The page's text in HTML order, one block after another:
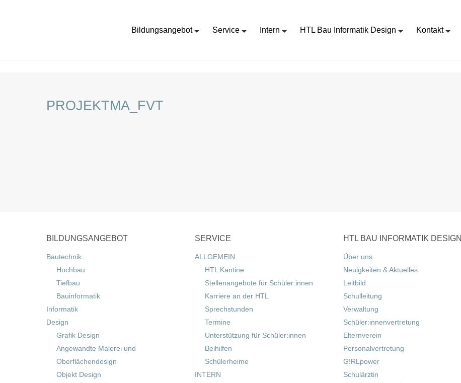
Bildungsangebot Service Intern HTL Bau Informatik Design Kontakt
PROJEKTMA_FVT
BILDUNGSANGEBOT
Bautechnik
Hochbau
Tiefbau
Bauinformatik
Informatik
Design
Grafik Design
Angewandte Malerei und
Oberflächendesign
Objekt Design
SERVICE
ALLGEMEIN
HTL Kantine
Stellenangebote für Schüler:innen
Karriere an der HTL
Sprechstunden
Termine
Unterstützung für Schüler:innen
Beihilfen
Schülerheime
INTERN
HTL BAU INFORMATIK DESIGN
Über uns
Neuigkeiten & Aktuelles
Leitbild
Schulleitung
Verwaltung
Schüler:innenvertretung
Elternverein
Personalvertretung
G!RLpower
Schulärztin